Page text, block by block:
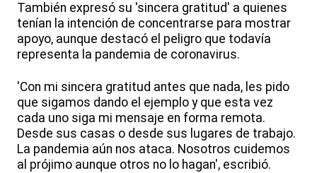
También expresó su 'sincera gratitud' a quienes
tenían la intención de concentrarse para mostrar
apoyo, aunque destacó el peligro que todavía
representa la pandemia de coronavirus.
'Con mi sincera gratitud antes que nada, les pido
que sigamos dando el ejemplo y que esta vez
cada uno siga mi mensaje en forma remota.
Desde sus casas o desde sus lugares de trabajo.
La pandemia aún nos ataca. Nosotros cuidemos
al prójimo aunque otros no lo hagan', escribió.